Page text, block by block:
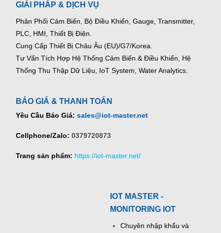
GIẢI PHÁP & DỊCH VỤ
Phân Phối Cảm Biến, Bộ Điều Khiển, Gauge, Transmitter,
PLC, HMI, Thiết Bị Điện.
Cung Cấp Thiết Bị Châu Âu (EU)/G7/Korea.
Tư Vấn Tích Hợp Hệ Thống Cảm Biến & Điều Khiển, Hệ
Thống Thu Thập Dữ Liệu, IoT System, Water Analytics.
BÁO GIÁ & THANH TOÁN
Yêu Cầu Báo Giá: sales@iot-master.net
Cellphone/Zalo: 0379720873
Trang sản phẩm: https://iot-master.net/
IOT MASTER -
MONITORING IOT
Chuyên nhập khẩu và